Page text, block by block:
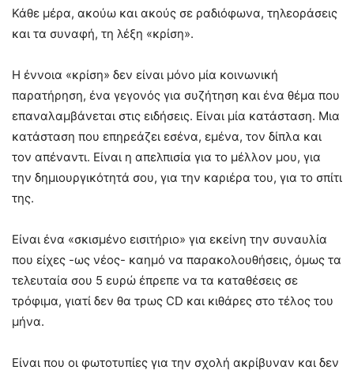
Κάθε μέρα, ακούω και ακούς σε ραδιόφωνα, τηλεοράσεις
και τα συναφή, τη λέξη «κρίση».
Η έννοια «κρίση» δεν είναι μόνο μία κοινωνική
παρατήρηση, ένα γεγονός για συζήτηση και ένα θέμα που
επαναλαμβάνεται στις ειδήσεις. Είναι μία κατάσταση. Μια
κατάσταση που επηρεάζει εσένα, εμένα, τον δίπλα και
τον απέναντι. Είναι η απελπισία για το μέλλον μου, για
την δημιουργικότητά σου, για την καριέρα του, για το σπίτι
της.
Είναι ένα «σκισμένο εισιτήριο» για εκείνη την συναυλία
που είχες -ως νέος- καημό να παρακολουθήσεις, όμως τα
τελευταία σου 5 ευρώ έπρεπε να τα καταθέσεις σε
τρόφιμα, γιατί δεν θα τρως CD και κιθάρες στο τέλος του
μήνα.
Είναι που οι φωτοτυπίες για την σχολή ακρίβυναν και δεν